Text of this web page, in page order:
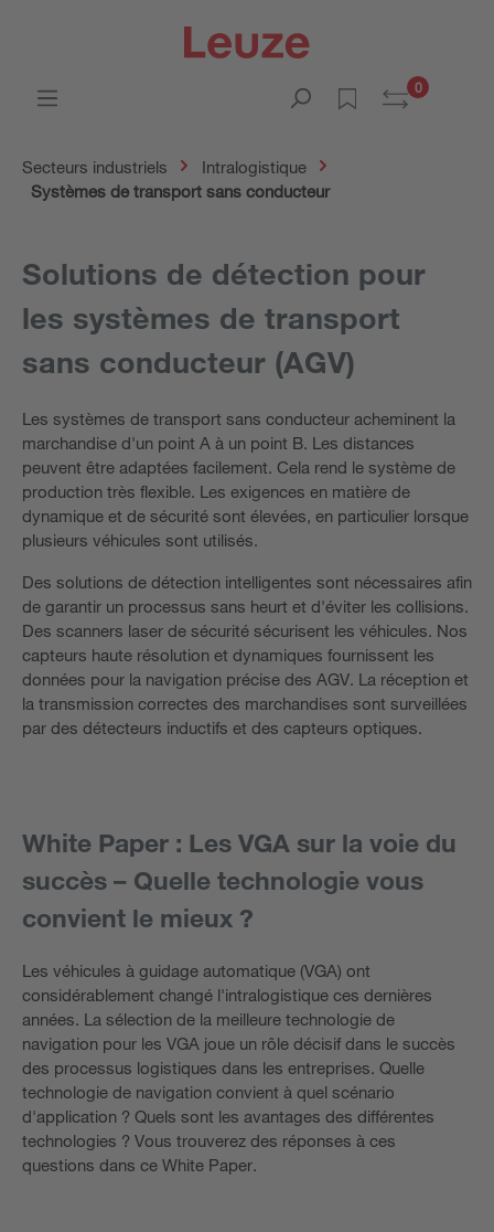
0
Secteurs industriels
Intralogistique
Systèmes de transport sans conducteur
Solutions de détection pour
les systèmes de transport
sans conducteur (AGV)
Les systèmes de transport sans conducteur acheminent la
marchandise d'un point A à un point B. Les distances
peuvent être adaptées facilement. Cela rend le système de
production très flexible. Les exigences en matière de
dynamique et de sécurité sont élevées, en particulier lorsque
plusieurs véhicules sont utilisés.
Des solutions de détection intelligentes sont nécessaires afin
de garantir un processus sans heurt et d'éviter les collisions.
Des scanners laser de sécurité sécurisent les véhicules. Nos
capteurs haute résolution et dynamiques fournissent les
données pour la navigation précise des AGV. La réception et
la transmission correctes des marchandises sont surveillées
par des détecteurs inductifs et des capteurs optiques.
White Paper : Les VGA sur la voie du
succès – Quelle technologie vous
convient le mieux ?
Les véhicules à guidage automatique (VGA) ont
considérablement changé l'intralogistique ces dernières
années. La sélection de la meilleure technologie de
navigation pour les VGA joue un rôle décisif dans le succès
des processus logistiques dans les entreprises. Quelle
technologie de navigation convient à quel scénario
d'application ? Quels sont les avantages des différentes
technologies ? Vous trouverez des réponses à ces
questions dans ce White Paper.